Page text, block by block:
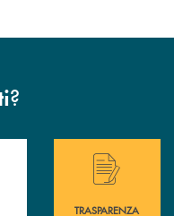
?
Bcc San Marzano.
assistenza immediata?
Hai bisogno di
TRASPARENZA